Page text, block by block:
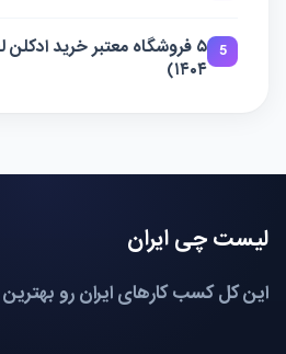
5
۵ فروشگاه معتبر خرید
۱۴۰۴)
لیست چی ایران
این کل کسب کارهای ایران رو